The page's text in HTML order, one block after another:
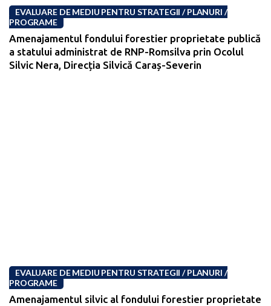
EVALUARE DE MEDIU PENTRU STRATEGII / PLANURI /
PROGRAME
Amenajamentul fondului forestier proprietate publică
a statului administrat de RNP-Romsilva prin Ocolul
Silvic Nera, Direcția Silvică Caraș-Severin
EVALUARE DE MEDIU PENTRU STRATEGII / PLANURI /
PROGRAME
Amenajamentul silvic al fondului forestier proprietate